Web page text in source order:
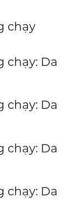
chạy
chạy: Da
chạy: Da
chạy: Da
chạy: Da